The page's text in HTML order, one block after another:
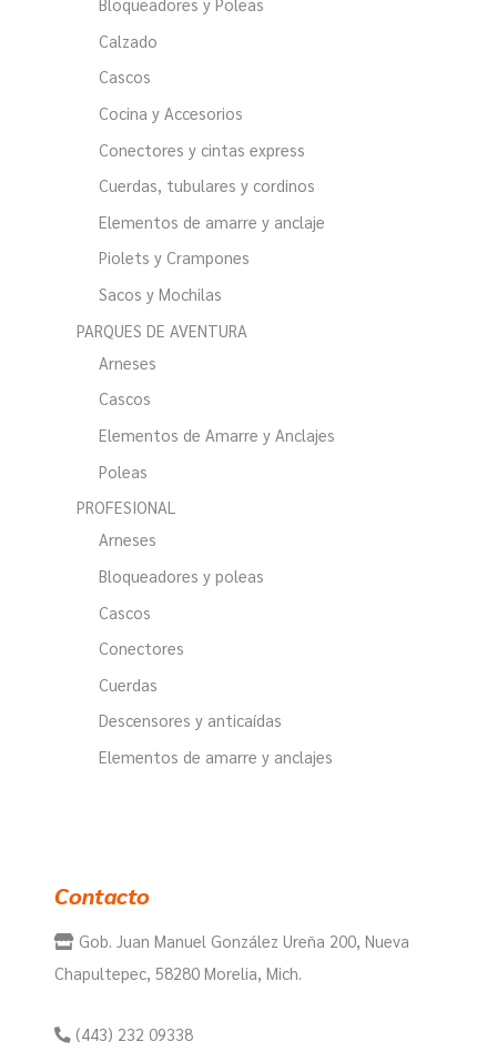
Calzado
Cascos
Cocina y Accesorios
Conectores y cintas express
Cuerdas, tubulares y cordinos
Elementos de amarre y anclaje
Piolets y Crampones
Sacos y Mochilas
PARQUES DE AVENTURA
Arneses
Cascos
Elementos de Amarre y Anclajes
Poleas
PROFESIONAL
Arneses
Bloqueadores y poleas
Cascos
Conectores
Cuerdas
Descensores y anticaídas
Elementos de amarre y anclajes
Contacto
Gob. Juan Manuel González Ureña 200, Nueva
Chapultepec, 58280 Morelia, Mich.
(443) 232 09338